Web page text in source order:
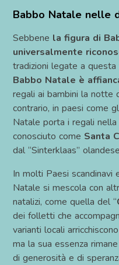
Babbo Natale nelle
Sebbene la figura di
universalmente
tradizioni legate a
Babbo Natale è
regali ai bambini la notte
contrario, in paesi come
Natale porta i regali
conosciuto come Santa
dal “Sinterklaas”
In molti Paesi scandinavi
Natale si mescola con
natalizi, come quella del “
dei folletti che
varianti locali
ma la sua essenza
di generosità e di